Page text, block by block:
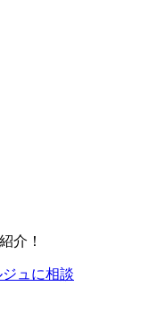
介！
ュに相談